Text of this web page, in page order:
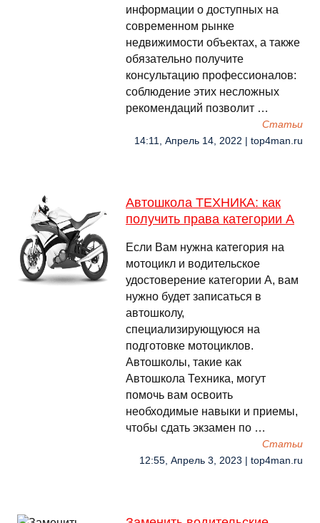
информации о доступных на
современном рынке
недвижимости объектах, а также
обязательно получите
консультацию профессионалов:
соблюдение этих несложных
рекомендаций позволит …
Cтатьи
14:11, Апрель 14, 2022 | top4man.ru
Автошкола ТЕХНИКА: как
получить права категории А
Если Вам нужна категория на
мотоцикл и водительское
удостоверение категории А, вам
нужно будет записаться в
автошколу,
специализирующуюся на
подготовке мотоциклов.
Автошколы, такие как
Автошкола Техника, могут
помочь вам освоить
необходимые навыки и приемы,
чтобы сдать экзамен по …
Cтатьи
12:55, Апрель 3, 2023 | top4man.ru